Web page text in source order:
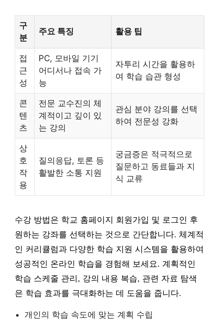
구
분
주요 특징 활용 팁
접
근
성
PC, 모바일 기기
어디서나 접속 가
능
자투리 시간을 활용하
여 학습 습관 형성
콘
텐
츠
전문 교수진의 체
계적이고 깊이 있
는 강의
관심 분야 강의를 선택
하여 전문성 강화
상
호
작
용
질의응답, 토론 등
활발한 소통 지원
궁금증은 적극적으로
질문하고 동료들과 지
식 교류
수강 방법은 학교 홈페이지 회원가입 및 로그인 후
원하는 강좌를 선택하는 것으로 간단합니다. 체계적
인 커리큘럼과 다양한 학습 지원 시스템을 활용하여
성공적인 온라인 학습을 경험해 보세요. 계획적인
학습 스케줄 관리, 강의 내용 복습, 관련 자료 탐색
은 학습 효과를 극대화하는 데 도움을 줍니다.
개인의 학습 속도에 맞는 계획 수립